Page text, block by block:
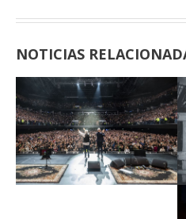
NOTICIAS